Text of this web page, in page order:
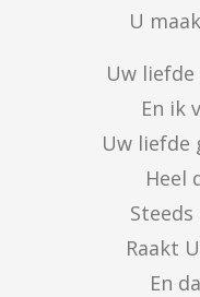
U
Uw
En ik
Uw liefde
Heel
Raakt
En